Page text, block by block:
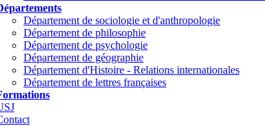
Département de sociologie et d'anthropologie
Département de philosophie
Département de psychologie
Département de géographie
Département d'Histoire - Relations internationales
Département de lettres françaises